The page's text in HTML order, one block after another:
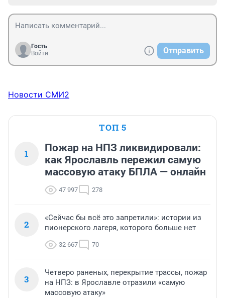
Гость
Войти
Отправить
Новости СМИ2
ТОП 5
1
Пожар на НПЗ ликвидировали:
как Ярославль пережил самую
массовую атаку БПЛА — онлайн
47 997 278
2
«Сейчас бы всё это запретили»: истории из
пионерского лагеря, которого больше нет
32 667 70
3
Четверо раненых, перекрытие трассы, пожар
на НПЗ: в Ярославле отразили «самую
массовую атаку»